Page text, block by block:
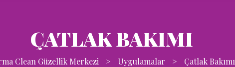
ÇATLAK BAKIMI
Clean Güzellik Merkezi > Uygulamalar > Çatlak Bakımı